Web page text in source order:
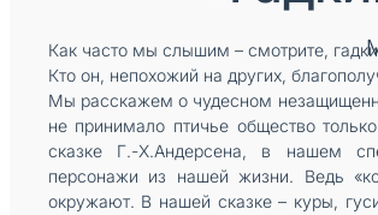
Как часто мы слышим – смотрите,
Кто он, непохожий на других,
Мы расскажем о чудесном
не принимало птичье общество
сказке Г.-Х.Андерсена, в нашем
персонажи из нашей жизни. Ведь
окружают. В нашей сказке – куры,